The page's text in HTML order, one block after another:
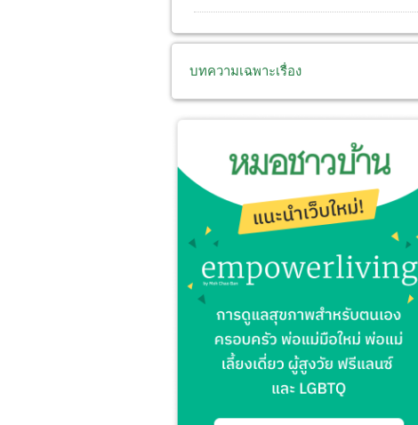
บทความเฉพาะเรื่อง